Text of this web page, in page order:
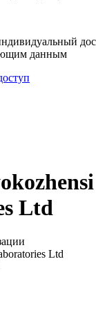
демо-доступе
Ltd
Ltd